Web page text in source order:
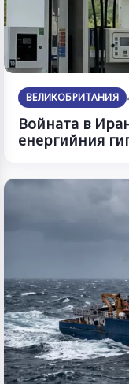
ВЕЛИКОБРИТАНИЯ
Войната в
енергийния